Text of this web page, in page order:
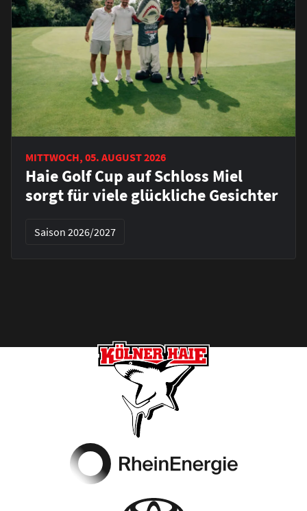
MITTWOCH, 05. AUGUST 2026
Haie Golf Cup auf Schloss Miel
sorgt für viele glückliche Gesichter
Saison 2026/2027